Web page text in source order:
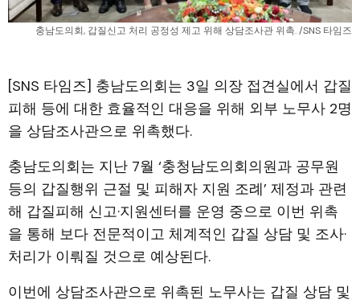
충남도의회, 갑질신고 처리 공정성 제고 위해 상담조사관 위촉. /SNS 타임즈
[SNS 타임즈] 충남도의회는 3일 의장 접견실에서 갑질
피해 등에 대한 효율적인 대응을 위해 외부 노무사 2명
을 상담조사관으로 위촉했다.
충남도의회는 지난 7월 ‘충청남도의회의원과 공무원
등의 갑질행위 근절 및 피해자 지원 조례’ 제정과 관련
해 갑질피해 신고·지원센터를 운영 중으로 이번 위촉
을 통해 보다 전문적이고 체계적인 갑질 상담 및 조사·
처리가 이뤄질 것으로 예상된다.
이번에 상담조사관으로 위촉된 노무사는 갑질 상담 및